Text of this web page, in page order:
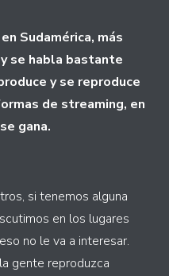
Sudamérica, más
se habla bastante
y se reproduce
de streaming, en
gana.
si tenemos alguna
en los lugares
no le va a interesar.
gente reproduzca